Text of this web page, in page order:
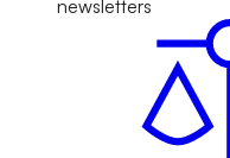
newsletters